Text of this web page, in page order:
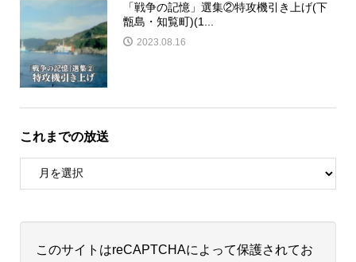
「戦争の記憶」選集②特攻機引き上げ(下
甑島・知覧町)(1...
2023.08.16
これまでの放送
このサイトはreCAPTCHAによって保護されてお